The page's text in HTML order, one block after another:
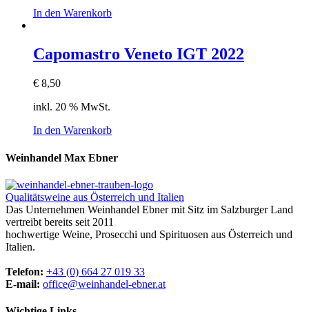
In den Warenkorb
Capomastro Veneto IGT 2022
€ 8,50
inkl. 20 % MwSt.
In den Warenkorb
Weinhandel Max Ebner
Qualitätsweine aus Österreich und Italien
Das Unternehmen Weinhandel Ebner mit Sitz im Salzburger Land
vertreibt bereits seit 2011
hochwertige Weine, Prosecchi und Spirituosen aus Österreich und
Italien.
Telefon: +43 (0) 664 27 019 33
E-mail: office@weinhandel-ebner.at